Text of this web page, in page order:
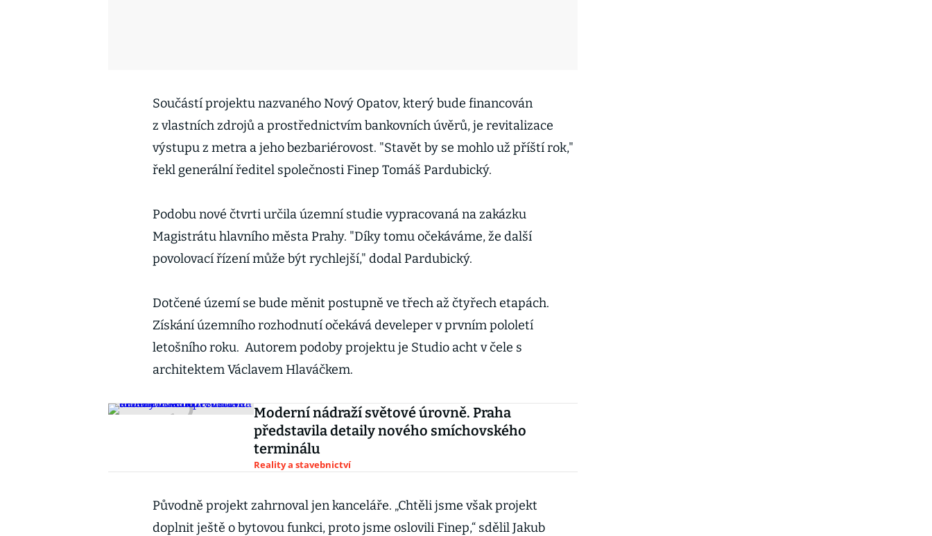
Součástí projektu nazvaného Nový Opatov, který bude financován
z vlastních zdrojů a prostřednictvím bankovních úvěrů, je revitalizace
výstupu z metra a jeho bezbariérovost. "Stavět by se mohlo už příští rok,"
řekl generální ředitel společnosti Finep Tomáš Pardubický.
Podobu nové čtvrti určila územní studie vypracovaná na zakázku
Magistrátu hlavního města Prahy. "Díky tomu očekáváme, že další
povolovací řízení může být rychlejší," dodal Pardubický.
Dotčené území se bude měnit postupně ve třech až čtyřech etapách.
Získání územního rozhodnutí očekává develeper v prvním pololetí
letošního roku. Autorem podoby projektu je Studio acht v čele s
architektem Václavem Hlaváčkem.
Moderní nádraží světové úrovně. Praha
představila detaily nového smíchovského
terminálu
Reality a stavebnictví
Původně projekt zahrnoval jen kanceláře. „Chtěli jsme však projekt
doplnit ještě o bytovou funkci, proto jsme oslovili Finep,“ sdělil Jakub